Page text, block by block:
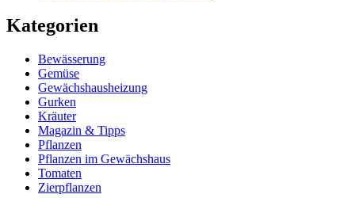
Kategorien
Bewässerung
Gemüse
Gewächshausheizung
Gurken
Kräuter
Magazin & Tipps
Pflanzen
Pflanzen im Gewächshaus
Tomaten
Zierpflanzen